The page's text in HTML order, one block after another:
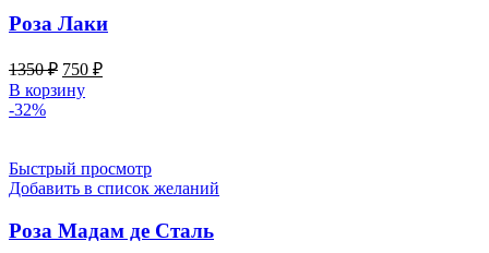
Роза Лаки
1350₽ Первоначальная
цена
составляла
750 ₽Текущая
В корзину
-32%
Быстрый просмотр
Добавить в список желаний
Роза Мадам де Сталь